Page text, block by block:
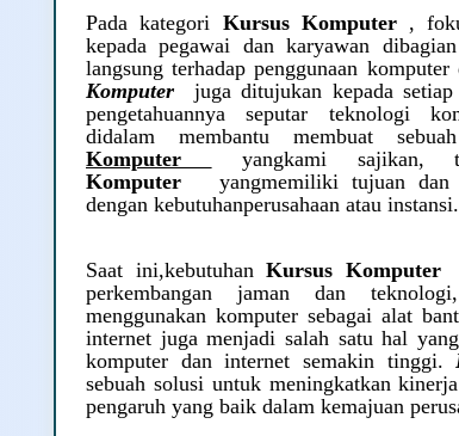
Pada kategori Kursus Komputer ,
kepada pegawai dan karyawan
langsung terhadap penggunaan
Komputer
juga ditujukan kepada
pengetahuannya seputar teknologi
didalam membantu membuat
Komputer
yangkami sajikan,
Komputer
yangmemiliki tujuan dan
dengan kebutuhanperusahaan atau instansi.
Saat ini,kebutuhan Kursus Komputer
perkembangan jaman dan
menggunakan komputer sebagai alat
internet juga menjadi salah satu hal
komputer dan internet semakin tinggi.
sebuah solusi untuk meningkatkan
pengaruh yang baik dalam kemajuan